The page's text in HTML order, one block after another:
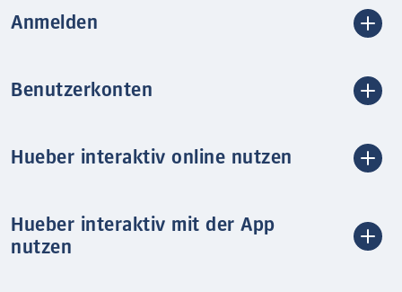
Anmelden
Benutzerkonten
Hueber interaktiv online nutzen
Hueber interaktiv mit der App
nutzen